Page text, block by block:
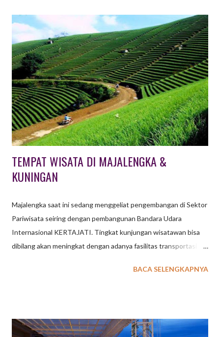
tertentu. Baik itu yang melibatkan keluarga si karyawan sehinga
disebut family gathering. Ada juga yang hanya diikuti oleh
karyawan itu sendiri, baik satu perusahaan maupun per divisi.
Apa Manfaat dan Tujuan Gathering ? Sebenarnya apa saja
manfaat dan tujuan gathering / outing bagi sebuah instansi atau
perusahaan ? Sepadankah dengan biaya yang dikeluarkan
perusahaan? Disini kita mengulas secara ringkas mengenai
gathering atau outing . Arti gathering atau outing adala...
TEMPAT WISATA DI MAJALENGKA &
KUNINGAN
Majalengka saat ini sedang menggeliat pengembangan di Sektor
Pariwisata seiring dengan pembangunan Bandara Udara
Internasional KERTAJATI. Tingkat kunjungan wisatawan bisa
dibilang akan meningkat dengan adanya fasilitas transportasi ini.
berbenah untuk mempersiapkan tingkat kunjungan tamu
Kuningan dan Cirebon sebagai destinasi yang menarik.
BACA SELENGKAPNYA